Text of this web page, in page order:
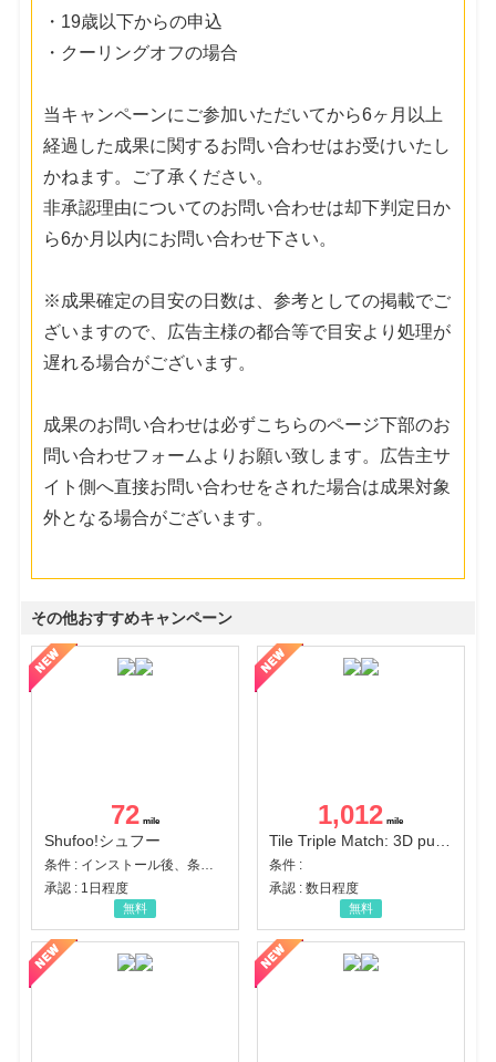
・19歳以下からの申込
・クーリングオフの場合
当キャンペーンにご参加いただいてから6ヶ月以上
経過した成果に関するお問い合わせはお受けいたし
かねます。ご了承ください。
非承認理由についてのお問い合わせは却下判定日か
ら6か月以内にお問い合わせ下さい。
※成果確定の目安の日数は、参考としての掲載でご
ざいますので、広告主様の都合等で目安より処理が
遅れる場合がございます。
成果のお問い合わせは必ずこちらのページ下部のお
問い合わせフォームよりお願い致します。広告主サ
イト側へ直接お問い合わせをされた場合は成果対象
外となる場合がございます。
その他おすすめキャンペーン
72
Shufoo!シュフー
条件 : インストール後、条件達成
承認 : 1日程度
無料
1,012
Tile Triple Match: 3D puzzle
条件 :
承認 : 数日程度
無料